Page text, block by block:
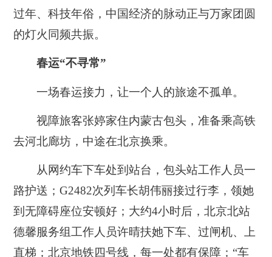
过年、科技年俗，中国经济的脉动正与万家团圆
的灯火同频共振。
春运“不寻常”
一场春运接力，让一个人的旅途不孤单。
视障旅客张婷家住内蒙古包头，准备乘高铁
去河北廊坊，中途在北京换乘。
从网约车下车处到站台，包头站工作人员一
路护送；G2482次列车长胡伟丽接过行李，领她
到无障碍座位安顿好；大约4小时后，北京北站
德馨服务组工作人员许晴扶她下车、过闸机、上
直梯；北京地铁四号线，每一处都有保障；“车